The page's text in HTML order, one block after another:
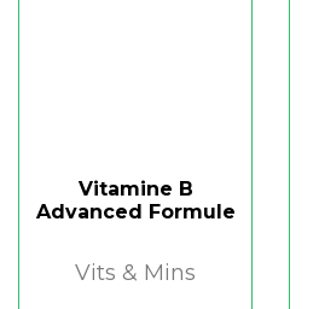
Vitamine B
Advanced Formule
Vits & Mins